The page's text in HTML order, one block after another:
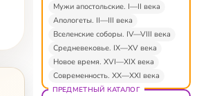
Мужи апостольские. I—II века
Апологеты. II—III века
Вселенские соборы. IV—VIII века
Средневековье. IX—XV века
Новое время. XVI—XIX века
Современность. XX—XXI века
ПРЕДМЕТНЫЙ КАТАЛОГ